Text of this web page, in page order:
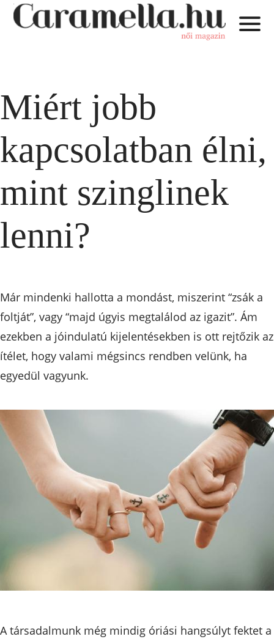
Miért jobb
kapcsolatban élni,
mint szinglinek
lenni?
Már mindenki hallotta a mondást, miszerint “zsák a
foltját”, vagy “majd úgyis megtalálod az igazit”. Ám
ezekben a jóindulatú kijelentésekben is ott rejtőzik az
ítélet, hogy valami mégsincs rendben velünk, ha
egyedül vagyunk.
A társadalmunk még mindig óriási hangsúlyt fektet a